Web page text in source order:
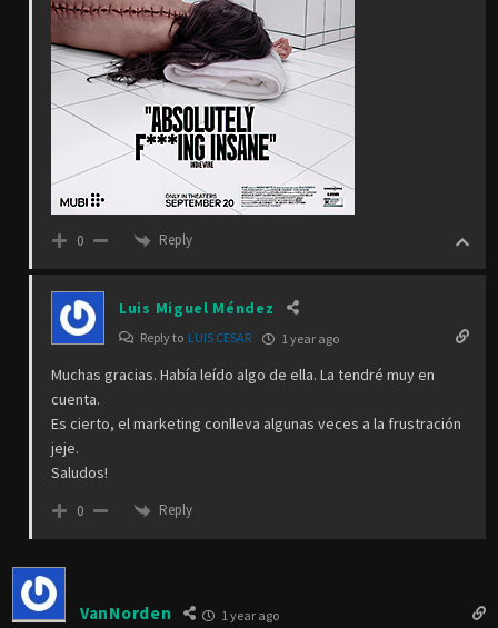
0 Reply
Luis Miguel Méndez
Reply to LUIS CESAR 1 year ago
Muchas gracias. Había leído algo de ella. La tendré muy en
cuenta.
Es cierto, el marketing conlleva algunas veces a la frustración
jeje.
Saludos!
0 Reply
VanNorden 1 year ago